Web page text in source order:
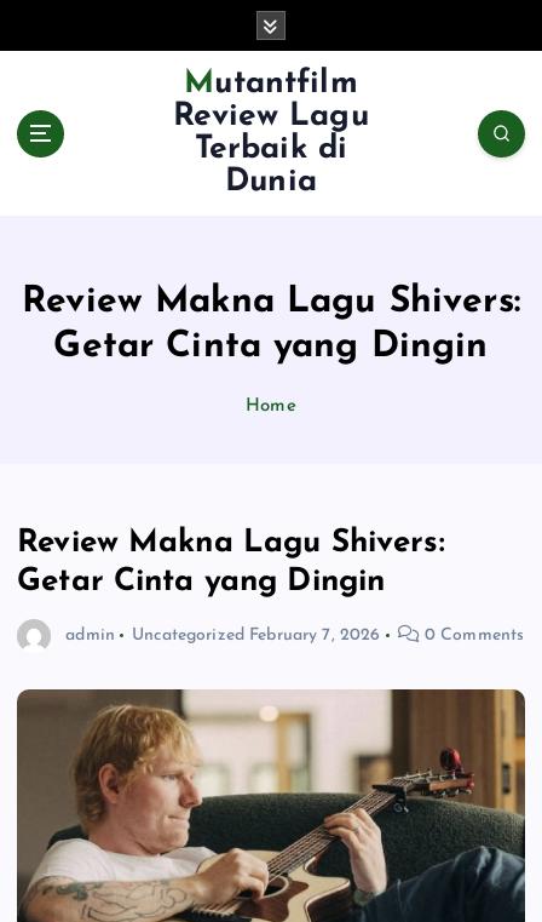
Mutantfilm
Review Lagu
Terbaik di
Dunia
Review Makna Lagu Shivers:
Getar Cinta yang Dingin
Home
Review Makna Lagu Shivers:
Getar Cinta yang Dingin
admin Uncategorized February 7, 2026 0 Comments